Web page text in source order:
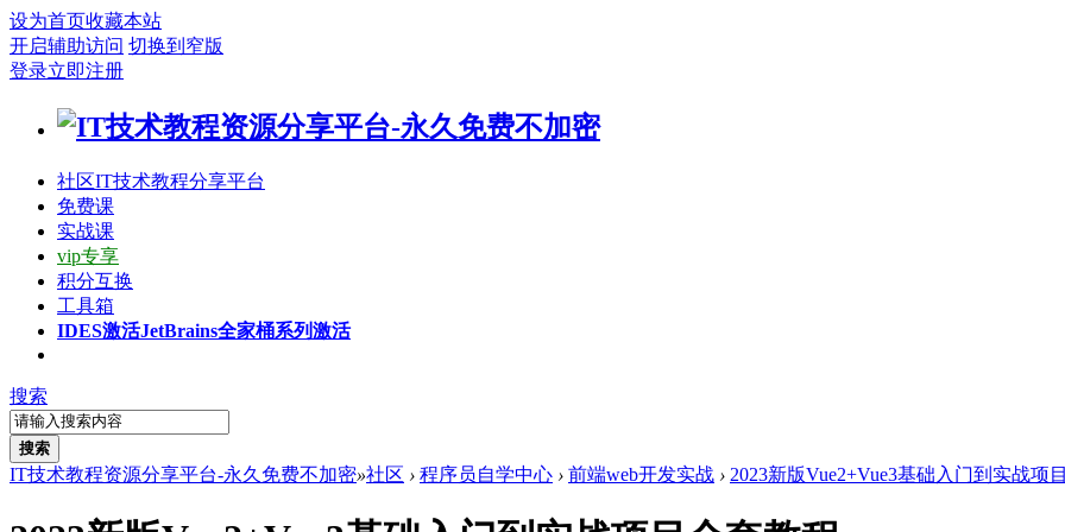
设为首页收藏本站
开启辅助访问 切换到窄版
登录立即注册
社区IT技术教程分享平台
免费课
实战课
vip专享
积分互换
工具箱
IDES激活JetBrains全家桶系列激活
搜索
搜索
IT技术教程资源分享平台-永久免费不加密»社区 › 程序员自学中心 › 前端web开发实战 › 2023新版Vue2+Vue3基础入门到实战项